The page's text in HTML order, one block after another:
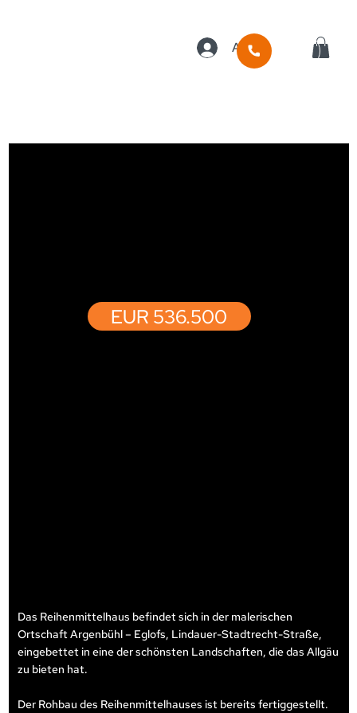
Anmelden
EUR 536.500
Das Reihenmittelhaus befindet sich in der malerischen
Ortschaft Argenbühl – Eglofs, Lindauer-Stadtrecht-Straße,
eingebettet in eine der schönsten Landschaften, die das Allgäu
zu bieten hat.
Der Rohbau des Reihenmittelhauses ist bereits fertiggestellt.